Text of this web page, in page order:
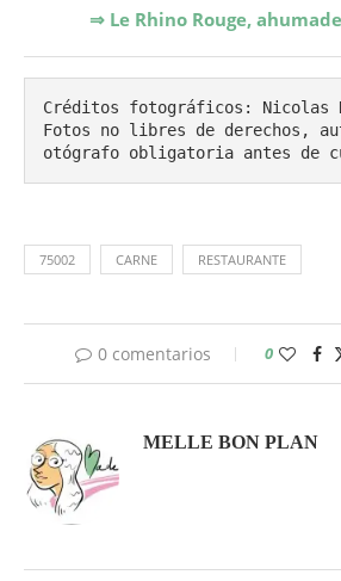
⇒ Le Rhino Rouge,
Créditos fotográficos: Nicolas
Fotos no libres de derechos,
otógrafo obligatoria antes de
75002 CARNE RESTAURANTE
0 comentarios 0
MELLE BON PLAN